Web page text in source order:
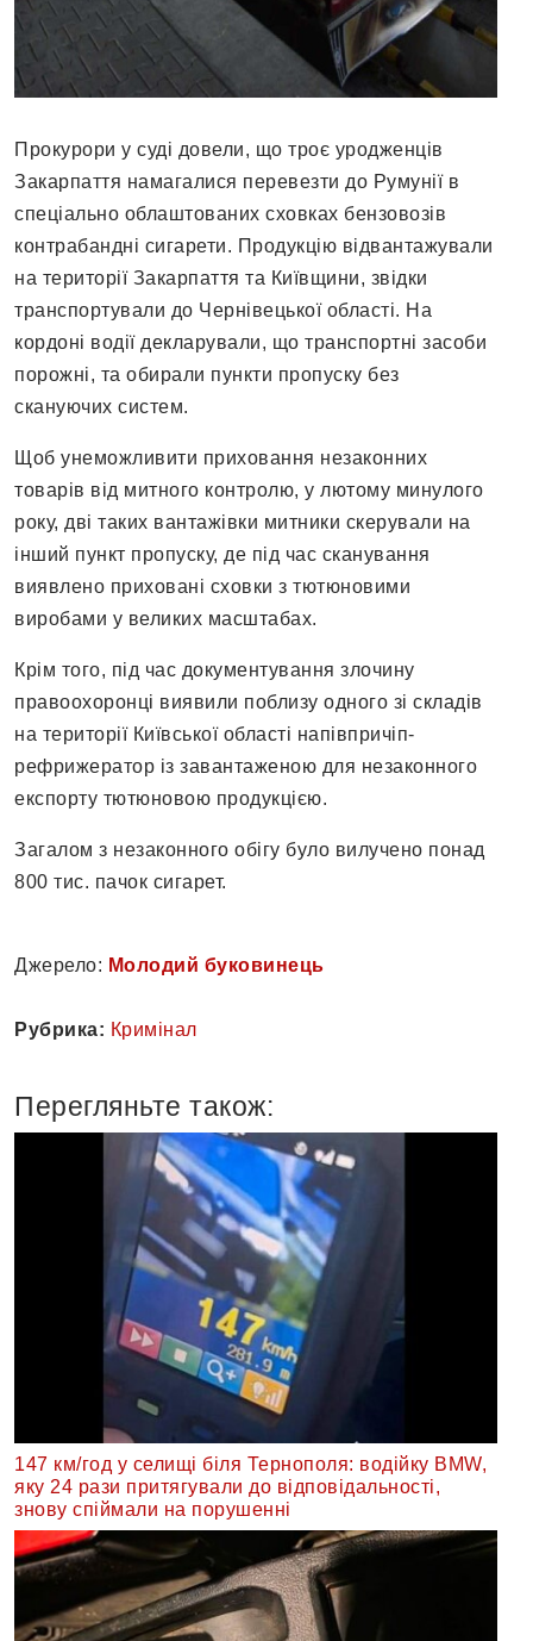
Прокурори у суді довели, що троє уродженців
Закарпаття намагалися перевезти до Румунії в
спеціально облаштованих сховках бензовозів
контрабандні сигарети. Продукцію відвантажували
на території Закарпаття та Київщини, звідки
транспортували до Чернівецької області. На
кордоні водії декларували, що транспортні засоби
порожні, та обирали пункти пропуску без
скануючих систем.
Щоб унеможливити приховання незаконних
товарів від митного контролю, у лютому минулого
року, дві таких вантажівки митники скерували на
інший пункт пропуску, де під час сканування
виявлено приховані сховки з тютюновими
виробами у великих масштабах.
Крім того, під час документування злочину
правоохоронці виявили поблизу одного зі складів
на території Київської області напівпричіп-
рефрижератор із завантаженою для незаконного
експорту тютюновою продукцією.
Загалом з незаконного обігу було вилучено понад
800 тис. пачок сигарет.
Джерело: Молодий буковинець
Рубрика: Кримінал
Перегляньте також:
147 км/год у селищі біля Тернополя: водійку BMW,
яку 24 рази притягували до відповідальності,
знову спіймали на порушенні